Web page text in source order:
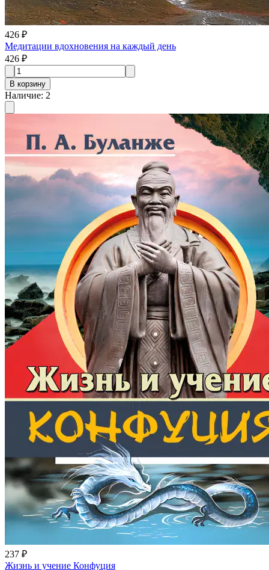
426 ₽
Медитации вдохновения на каждый день
426 ₽
В корзину
Наличие: 2
237 ₽
Жизнь и учение Конфуция